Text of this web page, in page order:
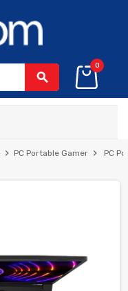
search
0
chevron_right PC Portable Gamer chevron_right PC